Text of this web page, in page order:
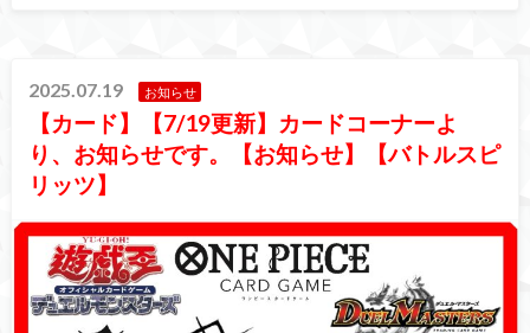
2025.07.19 お知らせ
【カード】【7/19更新】カードコーナーよ
り、お知らせです。【お知らせ】【バトルスピ
リッツ】